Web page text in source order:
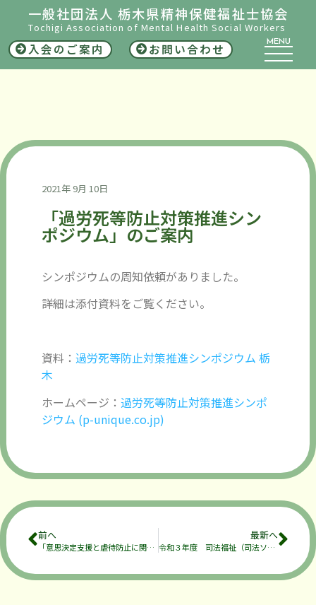
一般社団法人 栃木県精神保健福祉士協会
Tochigi Association of Mental Health Social Workers
入会のご案内 お問い合わせ MENU
2021年 9月 10日
「過労死等防止対策推進シン
ポジウム」のご案内
シンポジウムの周知依頼がありました。
詳細は添付資料をご覧ください。
資料： 過労死等防止対策推進シンポジウム 栃
木
ホームページ： 過労死等防止対策推進シンポ
ジウム (p-unique.co.jp)
前へ
「意思決定支援と虐待防止に関する研修」のご案内
最新へ
令和３年度 司法福祉（司法ソーシャルワーカー養成）研修会開催予定をお知らせ